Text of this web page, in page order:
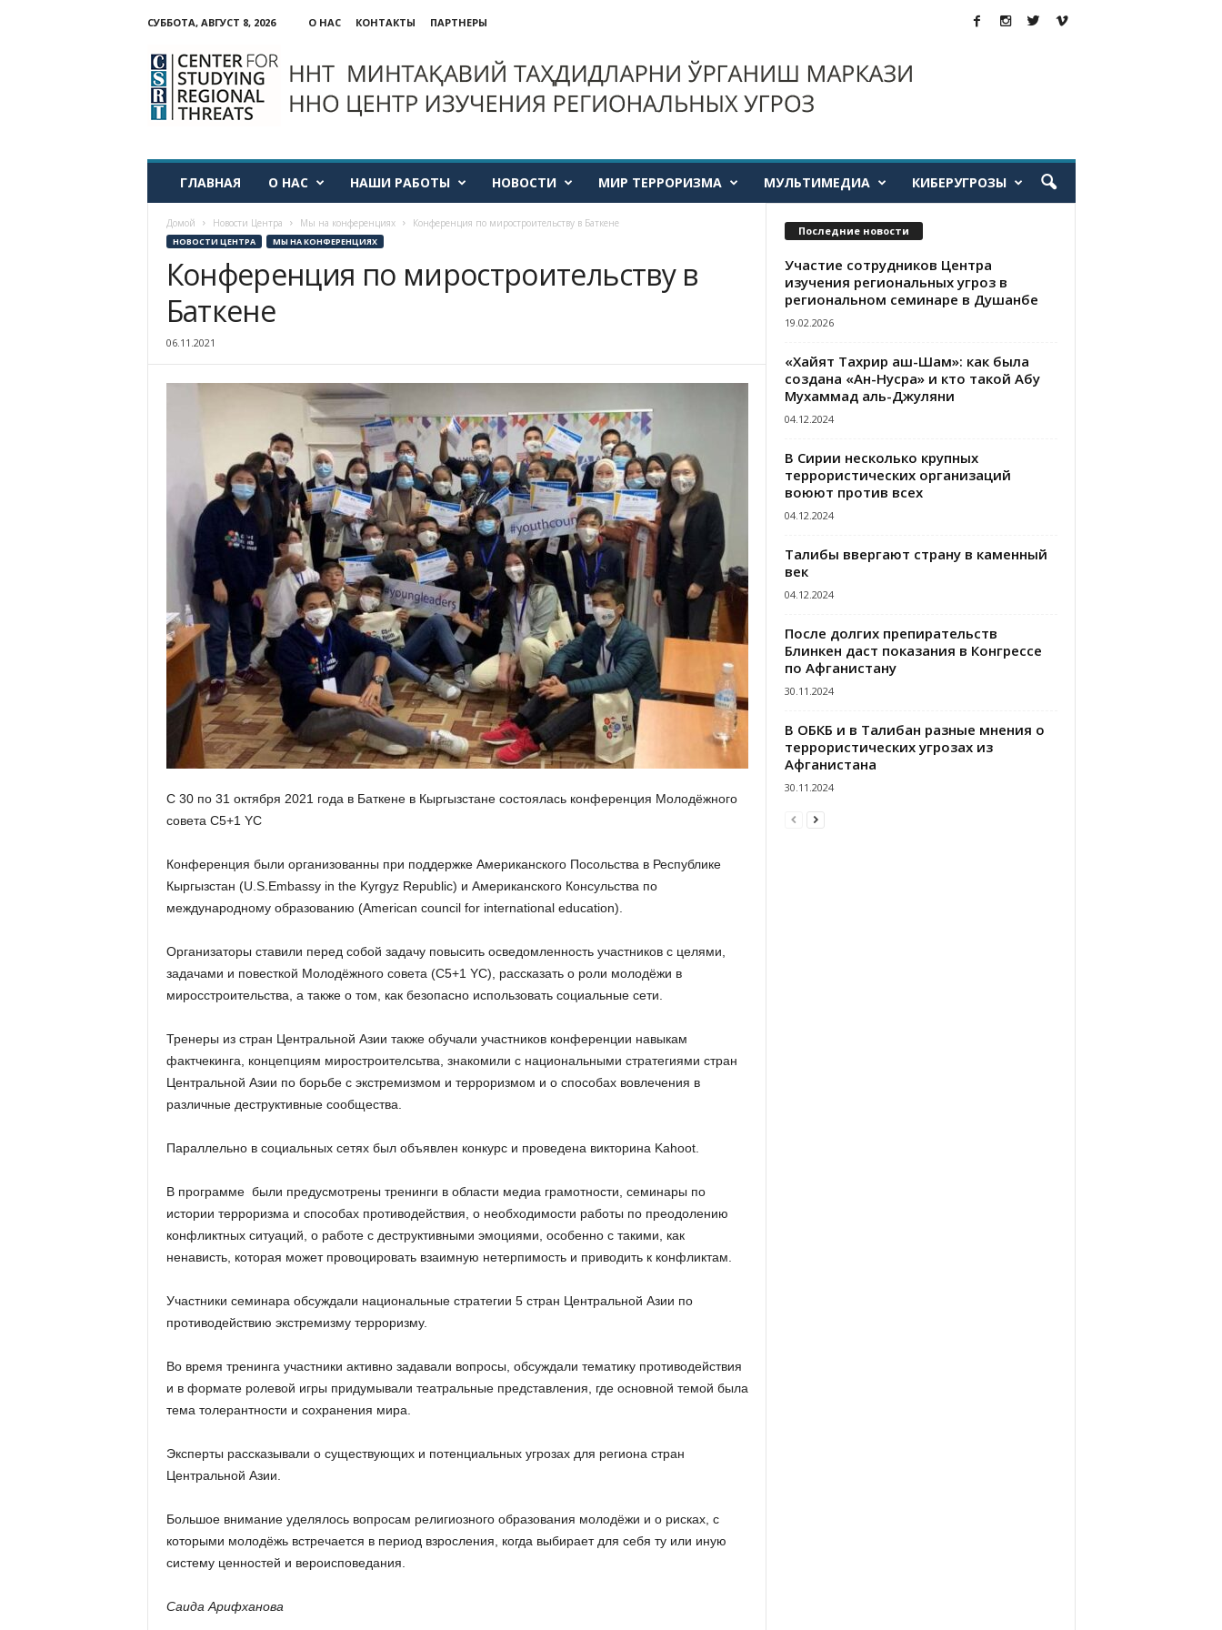
СУББОТА, АВГУСТ 8, 2026 О НАС КОНТАКТЫ
ПАРТНЕРЫ
Центр
изучения
региональных
угроз
ГЛАВНАЯ О НАС НАШИ РАБОТЫ НОВОСТИ МИР ТЕРРОРИЗМА МУЛЬТИМЕДИА КИБЕРУГРОЗЫ
Домой Новости Центра Мы на конференциях Конференция по миростроительству в Баткене
НОВОСТИ ЦЕНТРА МЫ НА КОНФЕРЕНЦИЯХ
Конференция по миростроительству в
Баткене
06.11.2021
С 30 по 31 октября 2021 года в Баткене в Кыргызстане состоялась конференция Молодёжного
совета С5+1 YC
Конференция были организованны при поддержке Американского Посольства в Республике
Кыргызстан (U.S.Embassy in the Kyrgyz Republic) и Американского Консульства по
международному образованию (American council for international education).
Организаторы ставили перед собой задачу повысить осведомленность участников с целями,
задачами и повесткой Молодёжного совета (С5+1 YC), рассказать о роли молодёжи в
мироcстроительства, а также о том, как безопасно использовать социальные сети.
Тренеры из стран Центральной Азии также обучали участников конференции навыкам
фактчекинга, концепциям миростроителсьтва, знакомили с национальными стратегиями стран
Центральной Азии по борьбе с экстремизмом и терроризмом и о способах вовлечения в
различные деструктивные сообщества.
Параллельно в социальных сетях был объявлен конкурс и проведена викторина Kahoot.
В программе были предусмотрены тренинги в области медиа грамотности, семинары по
истории терроризма и способах противодействия, о необходимости работы по преодолению
конфликтных ситуаций, о работе с деструктивными эмоциями, особенно с такими, как
ненависть, которая может провоцировать взаимную нетерпимость и приводить к конфликтам.
Участники семинара обсуждали национальные стратегии 5 стран Центральной Азии по
противодействию экстремизму терроризму.
Во время тренинга участники активно задавали вопросы, обсуждали тематику противодействия
и в формате ролевой игры придумывали театральные представления, где основной темой была
тема толерантности и сохранения мира.
Эксперты рассказывали о существующих и потенциальных угрозах для региона стран
Центральной Азии.
Большое внимание уделялось вопросам религиозного образования молодёжи и о рисках, с
которыми молодёжь встречается в период взросления, когда выбирает для себя ту или иную
систему ценностей и вероисповедания.
Саида Арифханова
Последние новости
Участие сотрудников Центра
изучения региональных угроз в
региональном семинаре в Душанбе
19.02.2026
«Хайят Тахрир аш-Шам»: как была
создана «Ан-Нусра» и кто такой Абу
Мухаммад аль-Джуляни
04.12.2024
В Сирии несколько крупных
террористических организаций
воюют против всех
04.12.2024
Талибы ввергают страну в каменный
век
04.12.2024
После долгих препирательств
Блинкен даст показания в Конгрессе
по Афганистану
30.11.2024
В ОБКБ и в Талибан разные мнения о
террористических угрозах из
Афганистана
30.11.2024